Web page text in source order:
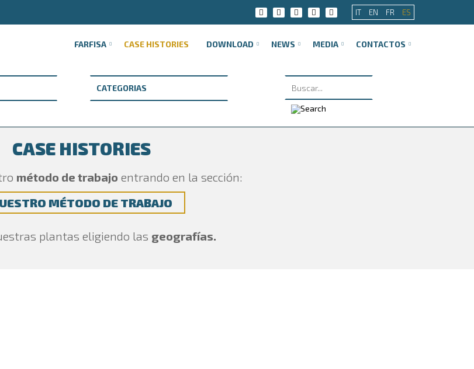
IT EN FR ES
FARFISA CASE HISTORIES DOWNLOAD NEWS MEDIA CONTACTOS
CASE HISTORIES
método de trabajo entrando en la sección:
MÉTODO DE TRABAJO
plantas eligiendo las geografías.